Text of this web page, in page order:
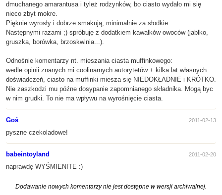
dmuchanego amarantusa i tyleż rodzynków, bo ciasto wydało mi się
nieco zbyt mokre.
Pięknie wyrosły i dobrze smakują, minimalnie za słodkie.
Następnymi razami ;) spróbuję z dodatkiem kawałków owoców (jabłko,
gruszka, borówka, brzoskwinia...).
Odnośnie komentarzy nt. mieszania ciasta muffinkowego:
wedle opinii znanych mi coolinarnych autorytetów + kilka lat własnych
doświadczeń, ciasto na muffinki miesza się NIEDOKŁADNIE i KRÓTKO.
Nie zaszkodzi mu późne dosypanie zapomnianego składnika. Mogą byc
w nim grudki. To nie ma wpływu na wyrośnięcie ciasta.
Goś 2011-02-13
pyszne czekoladowe!
babeintoyland 2011-02-20
naprawdę WYŚMIENITE :)
Dodawanie nowych komentarzy nie jest dostępne w wersji archiwalnej.